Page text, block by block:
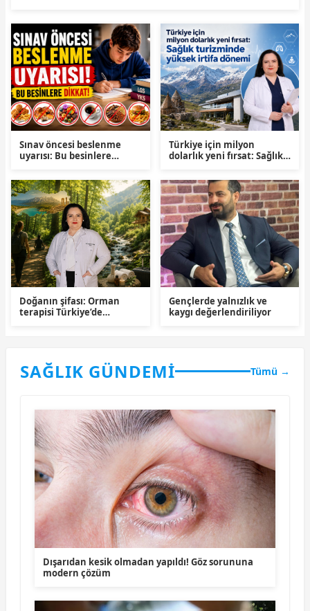
Sınav öncesi beslenme
uyarısı: Bu besinlere
Türkiye için milyon
dolarlık yeni fırsat: Sağlık
dönemi
Doğanın şifası: Orman
terapisi Türkiye’de
Gençlerde yalnızlık ve
kaygı değerlendiriliyor
SAĞLIK GÜNDEMİ Tümü →
Dışarıdan kesik olmadan yapıldı! Göz sorununa
modern çözüm